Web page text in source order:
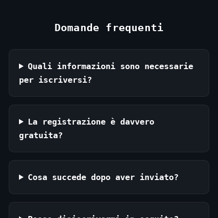
Domande frequenti
Quali informazioni sono necessarie
per iscriversi?
La registrazione è davvero
gratuita?
Cosa succede dopo aver inviato?